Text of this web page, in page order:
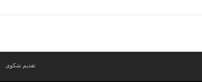
تقديم شكوى